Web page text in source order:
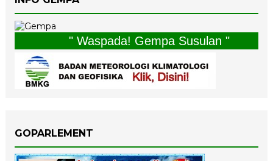
" Waspada! Gempa Susulan "
GOPARLEMENT